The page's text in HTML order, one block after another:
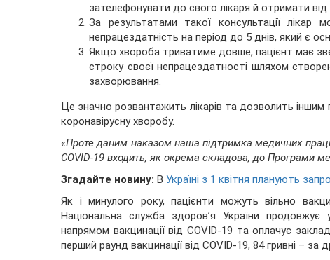
зателефонувати до свого лікаря й отримати
За результатами такої консультації
непрацездатність на період до 5 днів, який є
Якщо хвороба триватиме довше, пацієнт має
строку своєї непрацездатності шляхом
захворювання.
Це значно розвантажить лікарів та дозволить
коронавірусну хворобу.
«Проте даним наказом наша підтримка медичних
COVID-19 входить, як окрема складова, до Програми
Згадайте новину: В Україні з 1 квітня планують
Як і минулого року, пацієнти можуть вільно
Національна служба здоров’я України
напрямом вакцинації від COVID-19 та оплачує
перший раунд вакцинації від COVID-19, 84 гривні – за